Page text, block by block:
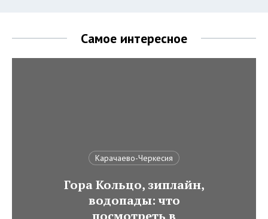
Самое интересное
Карачаево-Черкесия
Гора Кольцо, зиплайн,
водопады: что